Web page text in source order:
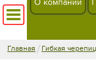
О компании
Главная / Гибкая